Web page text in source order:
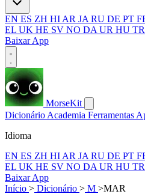
EN ES ZH HI AR JA RU DE PT
EL UK HE SV NO DA UR HU TR
Baixar App
MorseKit
Dicionário Academia Ferramentas
Idioma
EN ES ZH HI AR JA RU DE PT
EL UK HE SV NO DA UR HU TR
Baixar App
Início > Dicionário > M >MAR